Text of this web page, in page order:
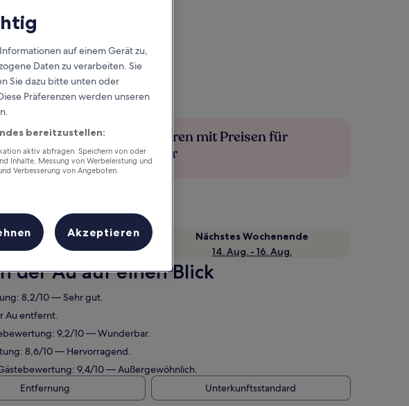
Mehr sparen mit Preisen für
Mitglieder
Wochenende
7. Aug. - 9. Aug.
Nächstes Wochenende
14. Aug. - 16. Aug.
der Au auf einen Blick
8,2/10 — Sehr gut.
Au entfernt.
9,2/10 — Wunderbar.
8,6/10 — Hervorragend.
9,4/10 — Außergewöhnlich.
Entfernung Unterkunftsstandard
auf einem Gerät zu,
Daten zu verarbeiten. Sie
Sie dazu bitte unten oder
Präferenzen werden unseren
bereitzustellen:
aktiv abfragen. Speichern von oder
Inhalte, Messung von Werbeleistung und
Verbesserung von Angeboten.
Akzeptieren